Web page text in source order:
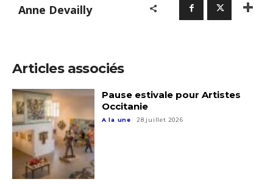
Anne Devailly
Articles associés
Pause estivale pour Artistes
Occitanie
A la une 28 juillet 2026